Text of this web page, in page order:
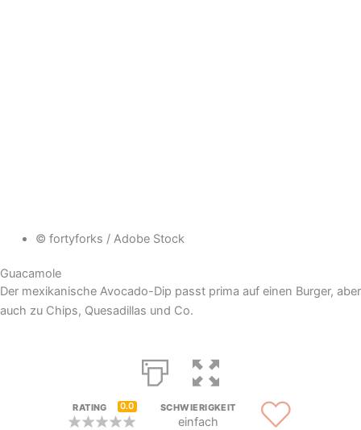
© fortyforks / Adobe Stock
Guacamole
Der mexikanische Avocado-Dip passt prima auf einen Burger, aber
auch zu Chips, Quesadillas und Co.
RATING 0.0 SCHWIERIGKEIT
einfach